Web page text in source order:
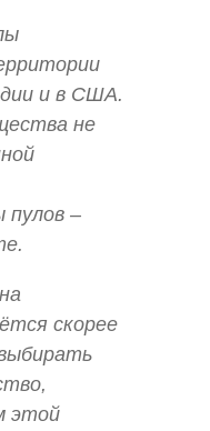
и в США.
не
пулов –
скорее
этой